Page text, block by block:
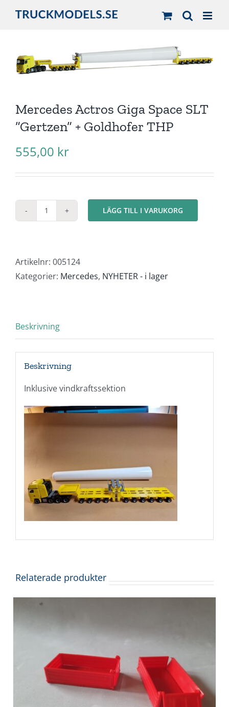
Mercedes Actros Giga Space SLT
”Gertzen” + Goldhofer THP
555,00 kr
Mercedes
Space
SLT
THP
LÄGG TILL I VARUKORG
Artikelnr: 005124
Kategorier: Mercedes, NYHETER - i lager
Beskrivning
Beskrivning
Inklusive vindkraftssektion
Relaterade produkter